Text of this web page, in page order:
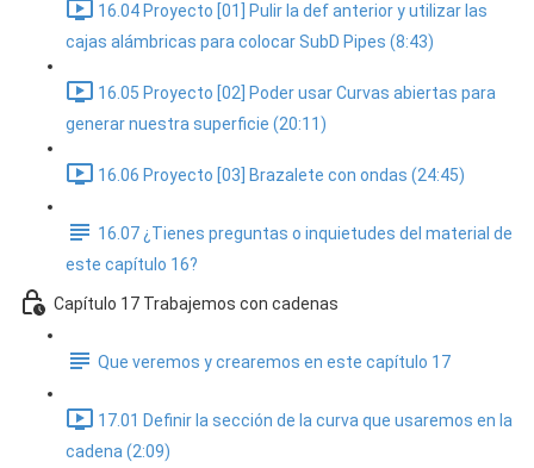
16.04 Proyecto [01] Pulir la def anterior y utilizar las
cajas alámbricas para colocar SubD Pipes (8:43)
16.05 Proyecto [02] Poder usar Curvas abiertas para
generar nuestra superficie (20:11)
16.06 Proyecto [03] Brazalete con ondas (24:45)
16.07 ¿Tienes preguntas o inquietudes del material de
este capítulo 16?
Capítulo 17 Trabajemos con cadenas
Que veremos y crearemos en este capítulo 17
17.01 Definir la sección de la curva que usaremos en la
cadena (2:09)